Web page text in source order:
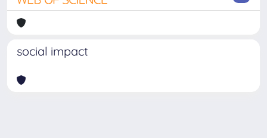
social impact